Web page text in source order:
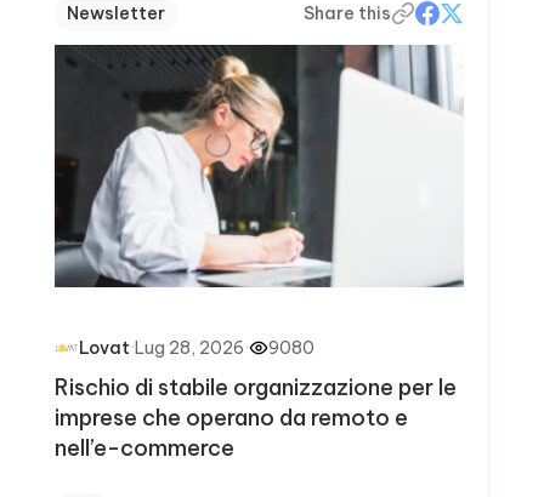
Newsletter Share this
Lovat·Lug 28, 2026· 9080
Rischio di stabile organizzazione per le
imprese che operano da remoto e
nell’e-commerce